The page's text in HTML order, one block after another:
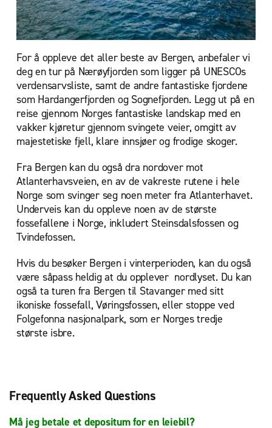
For å oppleve det aller beste av Bergen, anbefaler vi
deg en tur på Nærøyfjorden som ligger på UNESCOs
verdensarvsliste, samt de andre fantastiske fjordene
som Hardangerfjorden og Sognefjorden. Legg ut på en
reise gjennom Norges fantastiske landskap med en
vakker kjøretur gjennom svingete veier, omgitt av
majestetiske fjell, klare innsjøer og frodige skoger.
Fra Bergen kan du også dra nordover mot
Atlanterhavsveien, en av de vakreste rutene i hele
Norge som svinger seg noen meter fra Atlanterhavet.
Underveis kan du oppleve noen av de største
fossefallene i Norge, inkludert Steinsdalsfossen og
Tvindefossen.
Hvis du besøker Bergen i vinterperioden, kan du også
være såpass heldig at du opplever nordlyset. Du kan
også ta turen fra Bergen til Stavanger med sitt
ikoniske fossefall, Vøringsfossen, eller stoppe ved
Folgefonna nasjonalpark, som er Norges tredje
største isbre.
Frequently Asked Questions
Må jeg betale et depositum for en leiebil?